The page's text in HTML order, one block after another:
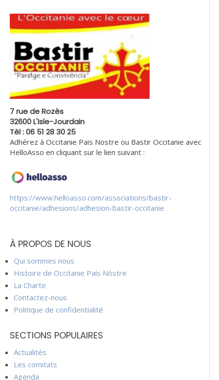
7 rue de Rozès
32600 L'Isle-Jourdain
Tèl : 06 51 28 30 25
Adhérez à Occitanie Pais Nostre ou Bastir Occitanie avec
HelloAsso en cliquant sur le lien suivant :
https://www.helloasso.com/associations/bastir-
occitanie/adhesions/adhesion-bastir-occitanie
À PROPOS DE NOUS
Qui sommes nous
Histoire de Occitanie País Nòstre
La Charte
Contactez-nous
Politique de confidentialité
SECTIONS POPULAIRES
Actualités
Les comitats
Agenda